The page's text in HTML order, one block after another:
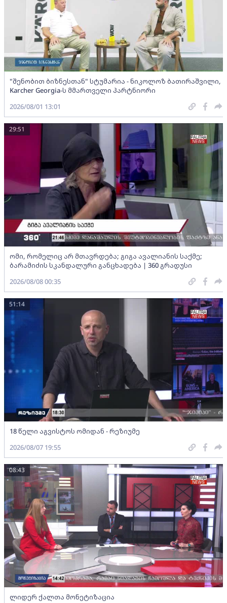
"შენობით ბიზნესთან" სტუმარია - ნიკოლოზ ბათირაშვილი,
Karcher Georgia-ს მმართველი პარტნიორი
2026/08/01 13:01
ომი, რომელიც არ მთავრდება; გიგა ავალიანის საქმე;
ბარამიძის სკანდალური განცხადება | 360 გრადუსი
29:51
2026/08/08 00:35
18 წელი აგვისტოს ომიდან - რეზიუმე
51:14
2026/08/07 19:55
ლიდერ ქალთა მონეტიზაცია
08:43